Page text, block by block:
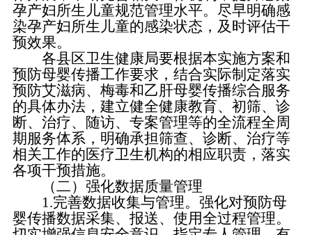
孕产妇所生儿童规范管理水平。尽早明确感
染孕产妇所生儿童的感染状态，及时评估干
预效果。
各县区卫生健康局要根据本实施方案和
预防母婴传播工作要求，结合实际制定落实
预防艾滋病、梅毒和乙肝母婴传播综合服务
的具体办法，建立健全健康教育、初筛、诊
断、治疗、随访、专案管理等的全流程全周
期服务体系，明确承担筛查、诊断、治疗等
相关工作的医疗卫生机构的相应职责，落实
各项干预措施。
（二）强化数据质量管理
1.完善数据收集与管理。强化对预防母
婴传播数据采集、报送、使用全过程管理。